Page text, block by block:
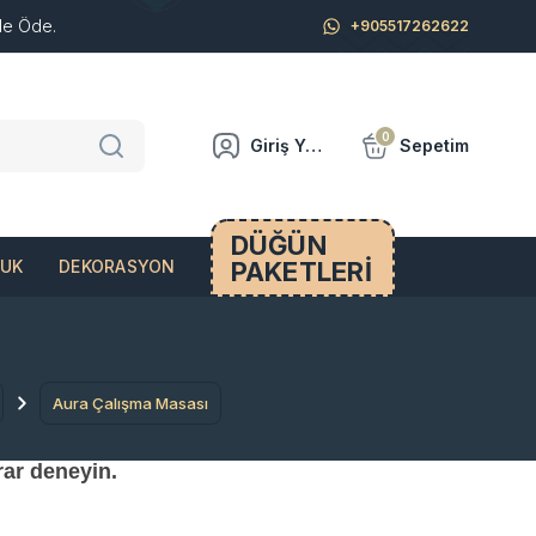
Öde. +905517262622
Giriş Yap 0 Sepetim
DEKORASYON
DÜĞÜN
PAKETLERİ
Aura Çalışma Masası
deneyin.